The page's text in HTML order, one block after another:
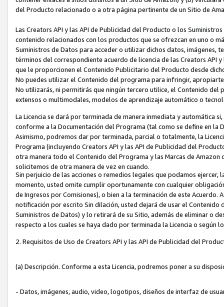
del Producto relacionado o a otra página pertinente de un Sitio de
Las Creators API y las API de Publicidad del Producto o los
contenido relacionados con los productos que se ofrezcan en uno o
Suministros de Datos para acceder o utilizar dichos datos,
términos del correspondiente acuerdo de licencia de las Creators API
que le proporcionen el Contenido Publicitario del Producto desde
No puedes utilizar el Contenido del programa para infringir,
No utilizarás, ni permitirás que ningún tercero utilice, el Contenido
extensos o multimodales, modelos de aprendizaje automático o
La Licencia se dará por terminada de manera inmediata y automática
conforme a la Documentación del Programa (tal como se define en la
Asimismo, podremos dar por terminada, parcial o totalmente, la
Programa (incluyendo Creators API y las API de Publicidad del
otra manera todo el Contenido del Programa y las Marcas de
solicitemos de otra manera de vez en cuando.
Sin perjuicio de las acciones o remedios legales que podamos
momento, usted omite cumplir oportunamente con cualquier
de Ingresos por Comisiones), o bien a la terminación de este
notificación por escrito Sin dilación, usted dejará de usar el
Suministros de Datos) y lo retirará de su Sitio, además de eliminar o
respecto a los cuales se haya dado por terminada la Licencia o según
2. Requisitos de Uso de Creators API y las API de Publicidad del
(a) Descripción. Conforme a esta Licencia, podremos poner a su
- Datos, imágenes, audio, video, logotipos, diseños de interfaz de